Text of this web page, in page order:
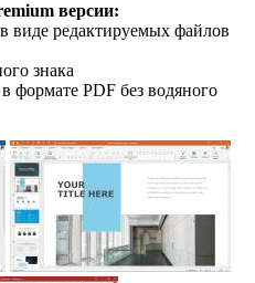
версии:
виде редактируемых файлов
знака
формате PDF без водяного